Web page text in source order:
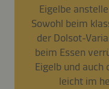
Eigelbe
Sowohl beim
der Dolsot-
beim Essen
Eigelb und
leicht im